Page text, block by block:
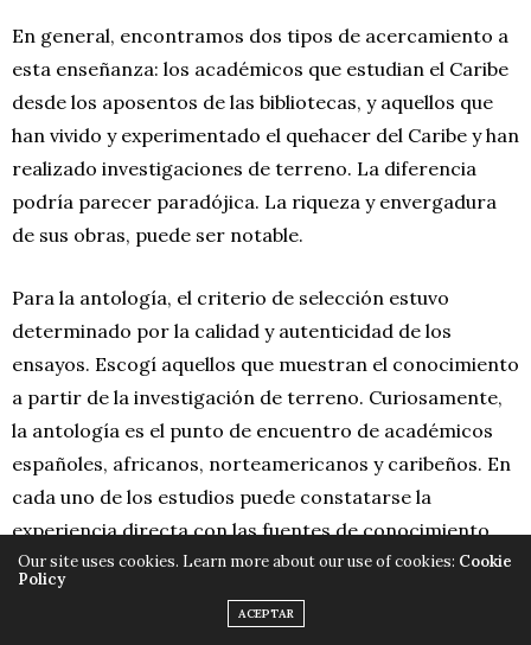
En general, encontramos dos tipos de acercamiento a
esta enseñanza: los académicos que estudian el Caribe
desde los aposentos de las bibliotecas, y aquellos que
han vivido y experimentado el quehacer del Caribe y han
realizado investigaciones de terreno. La diferencia
podría parecer paradójica. La riqueza y envergadura
de sus obras, puede ser notable.
Para la antología, el criterio de selección estuvo
determinado por la calidad y autenticidad de los
ensayos. Escogí aquellos que muestran el conocimiento
a partir de la investigación de terreno. Curiosamente,
la antología es el punto de encuentro de académicos
españoles, africanos, norteamericanos y caribeños. En
cada uno de los estudios puede constatarse la
experiencia directa con las fuentes de conocimiento.
¿Resultó difícil hallar interés editorial para tu libro
fuera del contexto estadounidense?
Our site uses cookies. Learn more about our use of cookies: Cookie
Policy
ACEPTAR